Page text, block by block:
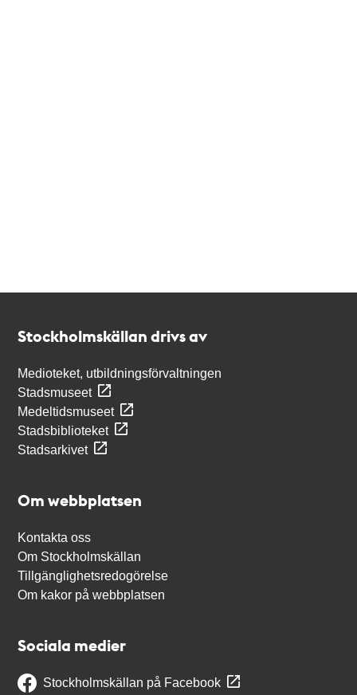
Stockholmskällan drivs av
Medioteket, utbildningsförvaltningen
Stadsmuseet
Medeltidsmuseet
Stadsbiblioteket
Stadsarkivet
Om webbplatsen
Kontakta oss
Om Stockholmskällan
Tillgänglighetsredogörelse
Om kakor på webbplatsen
Sociala medier
Stockholmskällan på Facebook